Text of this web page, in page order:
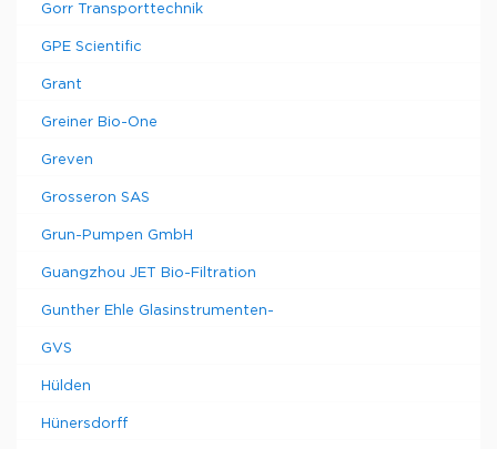
Gorr Transporttechnik
GPE Scientific
Grant
Greiner Bio-One
Greven
Grosseron SAS
Grun-Pumpen GmbH
Guangzhou JET Bio-Filtration
Gunther Ehle Glasinstrumenten-
GVS
Hülden
Hünersdorff